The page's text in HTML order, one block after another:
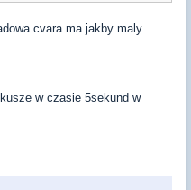
cvara ma jakby maly
w czasie 5sekund w